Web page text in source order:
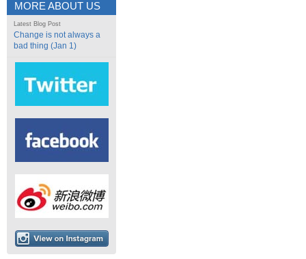
MORE ABOUT US
Latest Blog Post
Change is not always a
bad thing (Jan 1)